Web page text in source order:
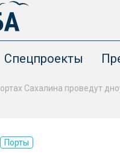
Спецпроекты
Порты